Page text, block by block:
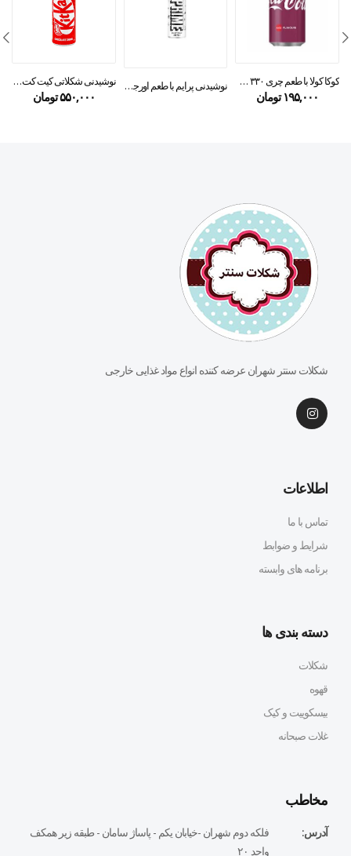
کوکا کولا با طعم چری ۳۳۰ میل
۱۹۵,۰۰۰ تومان
نوشیدنی پرایم با طعم اورجینال ۳۳۰ میل نوشیدنی شکلاتی کیت کت ۲۲۰ میل
۵۵۰,۰۰۰تومان
شکلات سنتر شهران عرضه کننده انواع مواد غذایی خارجی
اطلاعات
تماس با ما
شرایط و ضوابط
برنامه های وابسته
دسته بندی ها
شکلات
قهوه
بیسکوییت و کیک
غلات صبحانه
مخاطب
آدرس:
فلكه دوم شهران -خيابان يكم - پاساژ سامان - طبقه زير همكف
واحد ٢٠